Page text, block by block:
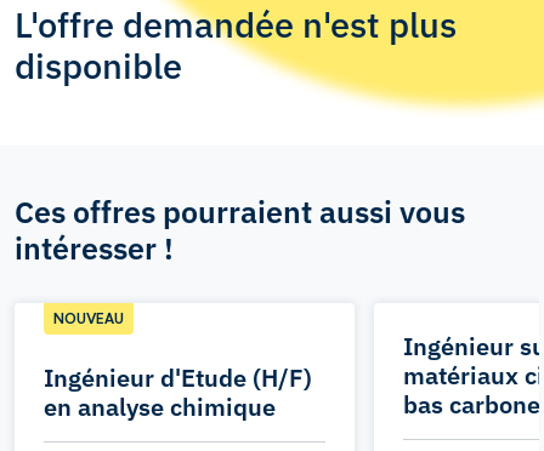
L'offre demandée n'est plus
disponible
Ces offres pourraient aussi vous
intéresser !
Ingénieur d'Etude (H/F)
en analyse chimique
NOUVEAU
Ingénieur
matériaux
bas